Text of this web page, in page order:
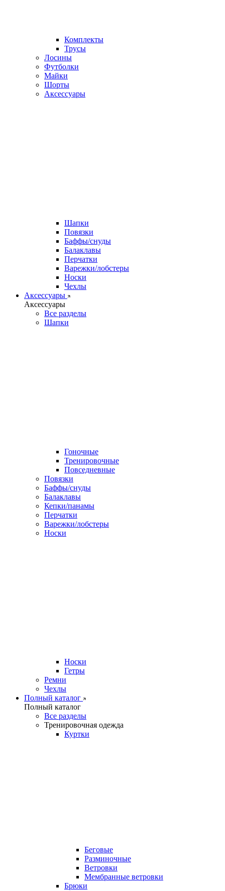
Комплекты
Трусы
Лосины
Футболки
Майки
Шорты
Аксессуары
Шапки
Повязки
Баффы/снуды
Балаклавы
Перчатки
Варежки/лобстеры
Носки
Чехлы
Аксессуары
Аксессуары
Все разделы
Шапки
Гоночные
Тренировочные
Повседневные
Повязки
Баффы/снуды
Балаклавы
Кепки/панамы
Перчатки
Варежки/лобстеры
Носки
Носки
Гетры
Ремни
Чехлы
Полный каталог
Полный каталог
Все разделы
Тренировочная одежда
Куртки
Беговые
Разминочные
Ветровки
Мембранные ветровки
Брюки